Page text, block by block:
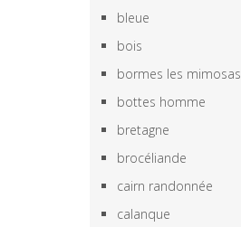
bleue
bois
bormes les mimosas
bottes homme
bretagne
brocéliande
cairn randonnée
calanque